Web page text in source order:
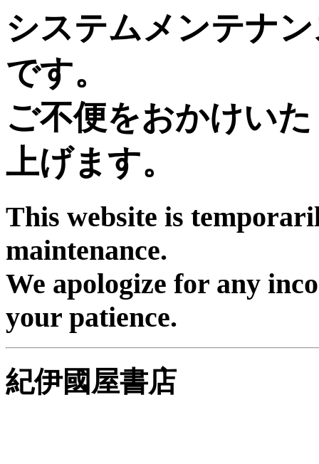
システムメンテナ
です。
ご不便をおかけい
上げます。
This website is
maintenance.
We apologize for any
your patience.
紀伊國屋書店